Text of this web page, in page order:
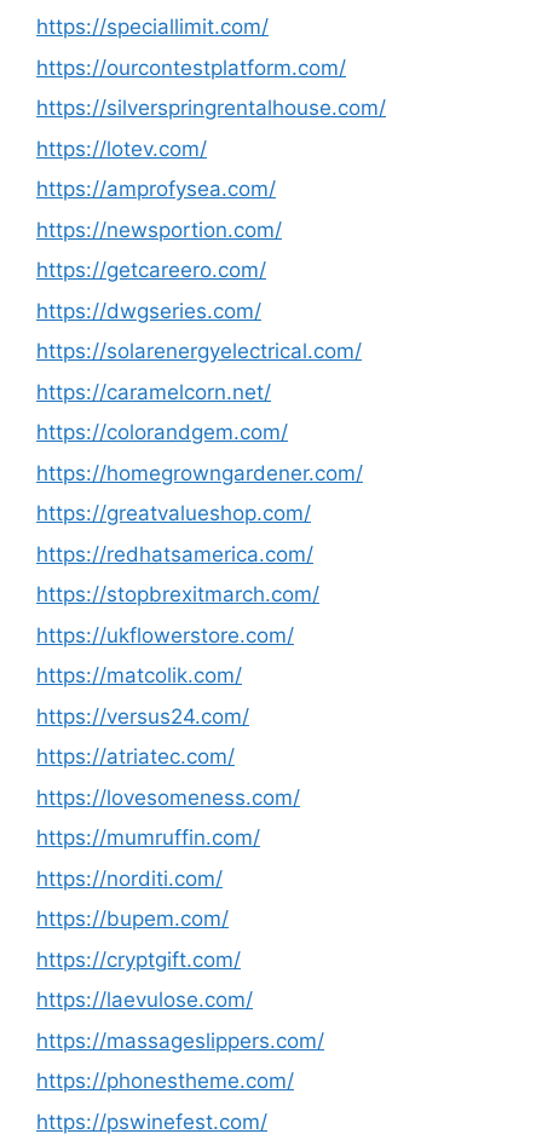
https://speciallimit.com/
https://ourcontestplatform.com/
https://silverspringrentalhouse.com/
https://lotev.com/
https://amprofysea.com/
https://newsportion.com/
https://getcareero.com/
https://dwgseries.com/
https://solarenergyelectrical.com/
https://caramelcorn.net/
https://colorandgem.com/
https://homegrowngardener.com/
https://greatvalueshop.com/
https://redhatsamerica.com/
https://stopbrexitmarch.com/
https://ukflowerstore.com/
https://matcolik.com/
https://versus24.com/
https://atriatec.com/
https://lovesomeness.com/
https://mumruffin.com/
https://norditi.com/
https://bupem.com/
https://cryptgift.com/
https://laevulose.com/
https://massageslippers.com/
https://phonestheme.com/
https://pswinefest.com/